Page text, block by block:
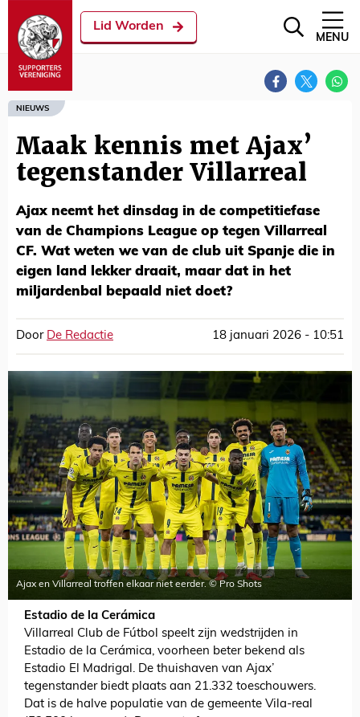
Lid Worden
MENU
NIEUWS
Maak kennis met Ajax’
tegenstander Villarreal
Ajax neemt het dinsdag in de competitiefase
van de Champions League op tegen Villarreal
CF. Wat weten we van de club uit Spanje die in
eigen land lekker draait, maar dat in het
miljardenbal bepaald niet doet?
Door De Redactie 18 januari 2026 - 10:51
Ajax en Villarreal troffen elkaar niet eerder. © Pro Shots
Estadio de la Cerámica
Villarreal Club de Fútbol speelt zijn wedstrijden in
Estadio de la Cerámica, voorheen beter bekend als
Estadio El Madrigal. De thuishaven van Ajax’
tegenstander biedt plaats aan 21.332 toeschouwers.
Dat is de halve populatie van de gemeente Vila-real